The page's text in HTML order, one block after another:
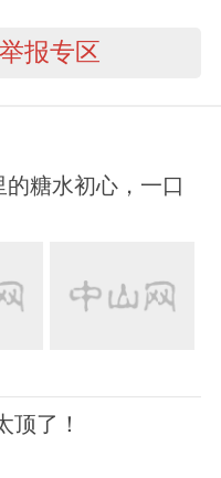
报专区
糖水初心，一口
顶了！